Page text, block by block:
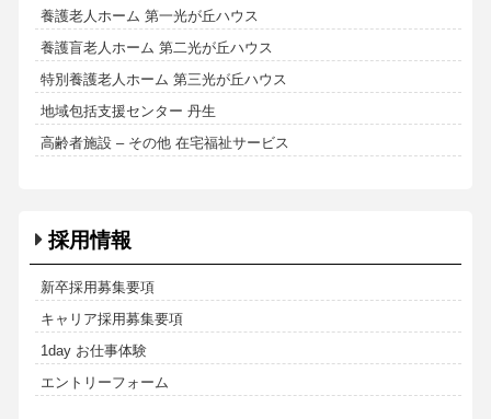
養護老人ホーム 第一光が丘ハウス
養護盲老人ホーム 第二光が丘ハウス
特別養護老人ホーム 第三光が丘ハウス
地域包括支援センター 丹生
高齢者施設 – その他 在宅福祉サービス
採用情報
新卒採用募集要項
キャリア採用募集要項
1day お仕事体験
エントリーフォーム